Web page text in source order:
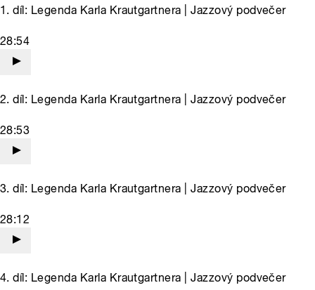
1. díl: Legenda Karla Krautgartnera | Jazzový podvečer
28:54
2. díl: Legenda Karla Krautgartnera | Jazzový podvečer
28:53
3. díl: Legenda Karla Krautgartnera | Jazzový podvečer
28:12
4. díl: Legenda Karla Krautgartnera | Jazzový podvečer